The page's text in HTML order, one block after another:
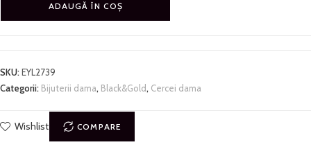
ADAUGĂ ÎN COȘ
SKU:EYL2739
Categorii: Bijuterii dama, Black&Gold, Cercei dama
Wishlist COMPARE